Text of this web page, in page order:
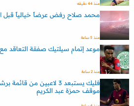
منذ 44 دقيقه
محمد صلاح رفض عرضاً خيالياً قبل
منذ 5 ساعة
موعد إتمام سيلتيك صفقة التعاقد
منذ 2 ساعة
فليك يستبعد 3 لاعبين من
موقف حمزة عبد الكريم